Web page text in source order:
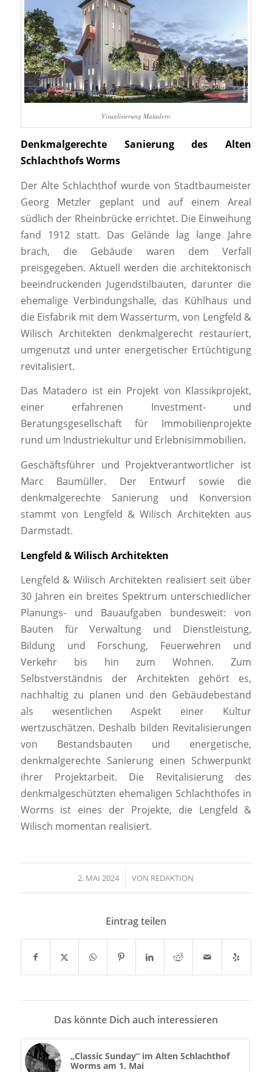
Visualisierung Matadero
Denkmalgerechte Sanierung des Alten
Schlachthofs Worms
Der Alte Schlachthof wurde von Stadtbaumeister
Georg Metzler geplant und auf einem Areal
südlich der Rheinbrücke errichtet. Die Einweihung
fand 1912 statt. Das Gelände lag lange Jahre
brach, die Gebäude waren dem Verfall
preisgegeben. Aktuell werden die architektonisch
beeindruckenden Jugendstilbauten, darunter die
ehemalige Verbindungshalle, das Kühlhaus und
die Eisfabrik mit dem Wasserturm, von Lengfeld &
Wilisch Architekten denkmalgerecht restauriert,
umgenutzt und unter energetischer Ertüchtigung
revitalisiert.
Das Matadero ist ein Projekt von Klassikprojekt,
einer erfahrenen Investment- und
Beratungsgesellschaft für Immobilienprojekte
rund um Industriekultur und Erlebnisimmobilien.
Geschäftsführer und Projektverantwortlicher ist
Marc Baumüller. Der Entwurf sowie die
denkmalgerechte Sanierung und Konversion
stammt von Lengfeld & Wilisch Architekten aus
Darmstadt.
Lengfeld & Wilisch Architekten
Lengfeld & Wilisch Architekten realisiert seit über
30 Jahren ein breites Spektrum unterschiedlicher
Planungs- und Bauaufgaben bundesweit: von
Bauten für Verwaltung und Dienstleistung,
Bildung und Forschung, Feuerwehren und
Verkehr bis hin zum Wohnen. Zum
Selbstverständnis der Architekten gehört es,
nachhaltig zu planen und den Gebäudebestand
als wesentlichen Aspekt einer Kultur
wertzuschätzen. Deshalb bilden Revitalisierungen
von Bestandsbauten und energetische,
denkmalgerechte Sanierung einen Schwerpunkt
ihrer Projektarbeit. Die Revitalisierung des
denkmalgeschützten ehemaligen Schlachthofes in
Worms ist eines der Projekte, die Lengfeld &
Wilisch momentan realisiert.
2. MAI 2024
/ VON REDAKTION
Eintrag teilen
Das könnte Dich auch interessieren
„Classic Sunday“ im Alten Schlachthof
Worms am 1. Mai